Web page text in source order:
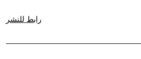
رابط للنشر